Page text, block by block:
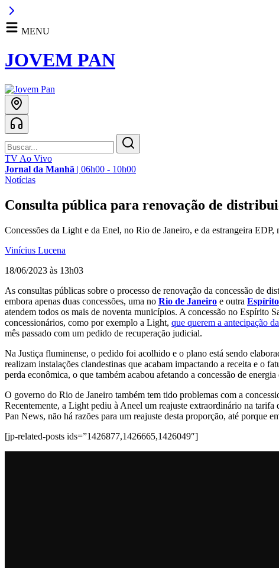
MENU
JOVEM PAN
TV Ao Vivo
Jornal da Manhã | 06h00 - 10h00
Notícias
Consulta pública para renovação de
Concessões da Light e da Enel, no Rio de Janeiro, e da estrangeira
Vinícius Lucena
18/06/2023 às 13h03
As consultas públicas sobre o processo de renovação da concessão de
embora apenas duas concessões, uma no Rio de Janeiro e outra
atendem todos os mais de noventa municípios. A concessão no Espírito
concessionários, como por exemplo a Light, que querem a antecipação
mês passado com um pedido de recuperação judicial.
Na Justiça fluminense, o pedido foi acolhido e o plano está sendo
realizam instalações clandestinas que acabam impactando a receita e o
perda econômica, o que também acabou afetando a concessão de energia
O governo do Rio de Janeiro também tem tido problemas com a
Recentemente, a Light pediu à Aneel um reajuste extraordinário na
Pan News, não há razões para um reajuste desta proporção, até porque
[jp-related-posts ids=”1426877,1426665,1426049″]